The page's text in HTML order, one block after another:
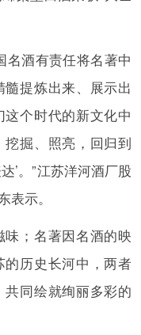
名酒有责任将名著中
提炼出来、展示出
个时代的新文化中
掘、照亮，回归到
’。”江苏洋河酒厂股
示。
；名著因名酒的映
历史长河中，两者
同绘就绚丽多彩的